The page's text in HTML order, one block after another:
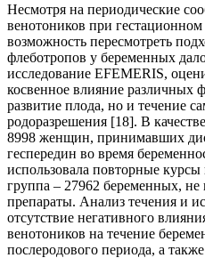
Несмотря на периодические
венотоников при
возможность пересмотреть
флеботропов у беременных
исследование EFEMERIS,
косвенное влияние различных
развитие плода, но и течение
родоразрешения [18]. В
8998 женщин, принимавших
геспередин во время
использовала повторные
группа – 27962 беременных,
препараты. Анализ течения и
отсутствие негативного
венотоников на течение
послеродового периода, а